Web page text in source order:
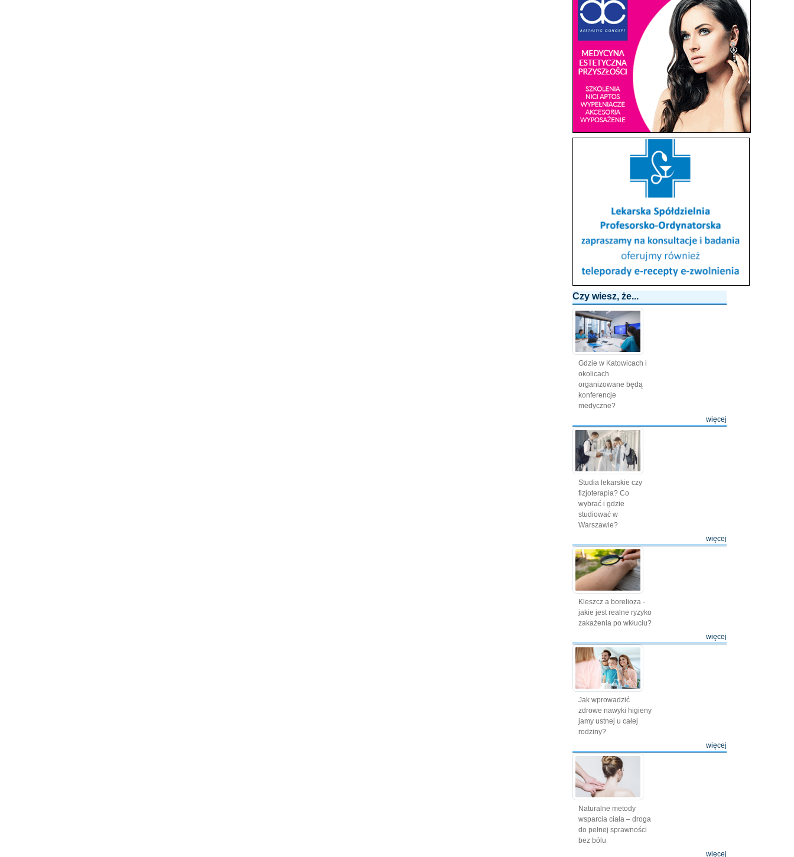
Czy wiesz, że...
Gdzie w Katowicach i
okolicach
organizowane będą
konferencje
medyczne?
więcej
Studia lekarskie czy
fizjoterapia? Co
wybrać i gdzie
studiować w
Warszawie?
więcej
Kleszcz a borelioza -
jakie jest realne ryzyko
zakażenia po wkłuciu?
więcej
Jak wprowadzić
zdrowe nawyki higieny
jamy ustnej u całej
rodziny?
więcej
Naturalne metody
wsparcia ciała – droga
do pełnej sprawności
bez bólu
więcej